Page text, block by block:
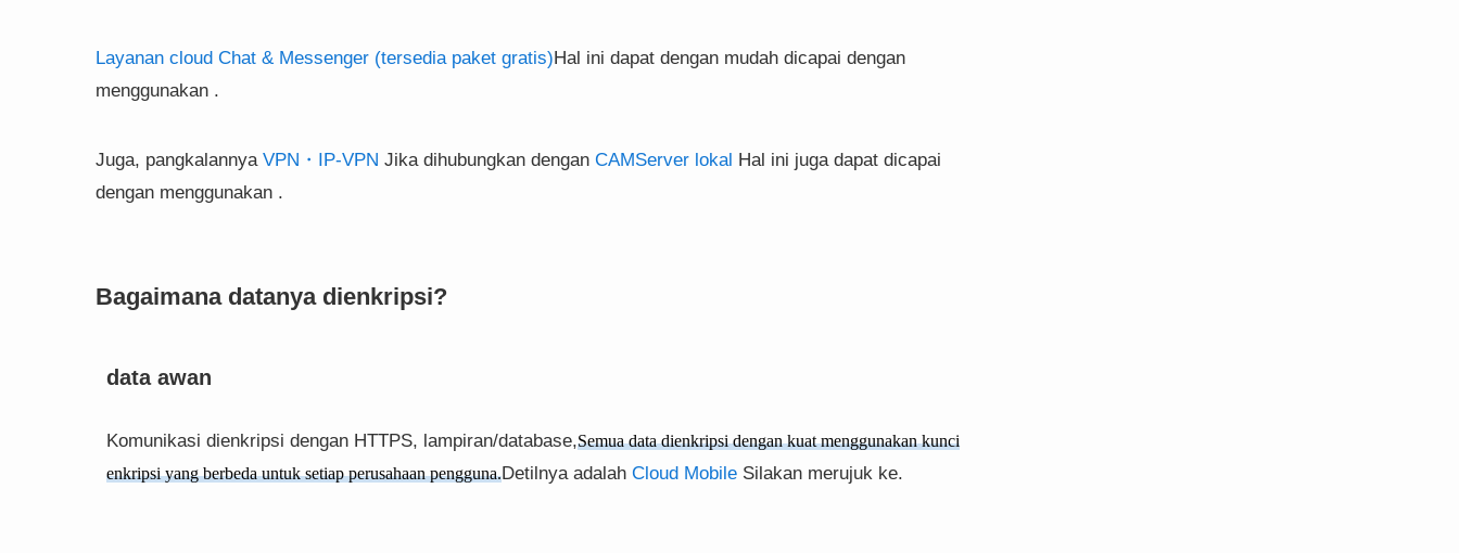
Layanan cloud Chat & Messenger (tersedia paket gratis)Hal ini dapat dengan mudah dicapai dengan
menggunakan .
Juga, pangkalannya VPN・IP-VPN Jika dihubungkan dengan CAMServer lokal Hal ini juga dapat dicapai
dengan menggunakan .
Bagaimana datanya dienkripsi?
data awan
Komunikasi dienkripsi dengan HTTPS, lampiran/database,Semua data dienkripsi dengan kuat menggunakan kunci
enkripsi yang berbeda untuk setiap perusahaan pengguna.Detilnya adalah Cloud Mobile Silakan merujuk ke.